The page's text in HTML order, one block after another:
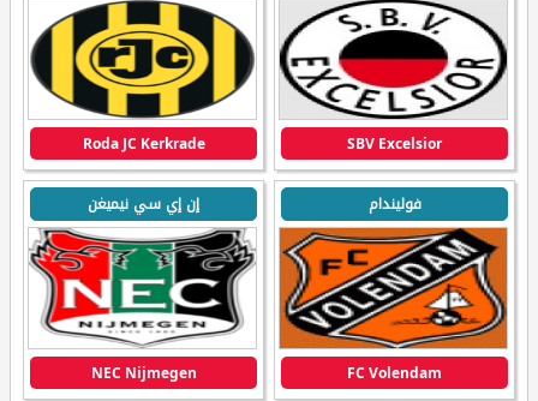
SBV Excelsior
Roda JC Kerkrade
فوليندام
FC Volendam
إن إي سي نيميغن
NEC Nijmegen